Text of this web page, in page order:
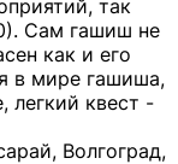
так
Сам гашиш не
как и его
в мире гашиша,
легкий квест -
область), Любим, Людиново, Магас, Майский, Макаров, Малая Вишера, Малгобек, Мамадыш, Мамоново, Мантурово, Маркс, Махачкала, Мглин, Мегион, Медвежьегорск, Медногорск, Медынь, Меленки, Мелеуз, Менделеевск, Мещовск, Микунь, Миллерово, Минусинск, Миньяр, Мирный (Архангельская область), Мирный (Якутия), Михайловка (Город), Михайловск (Свердловская область), Михайловск (Ставропольский край), Могоча, Можга, Моздок, Мончегорск, Морозовск, Моршанск, Мосальск, Муравленко, Мурино, Муром, Мценск, Мыски, Набережные Челны, Навашино (Нижегородская область), Назарово (Красноярский край), Назрань, Нальчик, Наро-Фоминск, Нарткала, Нарьян-Мар, Находка, Невель (Псковская область), Невельск, Невьянск, Нелидово (Тверская область), Неман, Нерехта (Костромская область), Нерюнгри, Нестеров, Нефтегорск (Самарская область), Нефтекумск, Нижневартовск, Нижнекамск (Республика Татарстан), Нижнеудинск, Нижние Серги, Нижний Ломов, Нижняя Тура, Николаевск-на-Амуре, Никольск (Вологодская область), Никольск (Пензенская область), Новая Ладога, Новая Ляля, Новоалександровск, Новоалтайск, Нововоронеж, Новодвинск, Новозыбков, Новокубанск, Новокуйбышевск, Новомичуринск, Новопавловск, Новоржев, Новосокольники, Новотроицк, Новоульяновск, Новоуральск, Новохопёрск, Новочебоксарск, Новошахтинск, Новый Оскол, Новый Уренгой, Норильск, Нурлат, Нягань, Нязепетровск, Няндома, Облучье, Обоянь, Озёрск (Калининградская область), Озёрск (Челябинская область), Озёры, Октябрьск (Самарская область), Октябрьский (Башкортостан), Окуловка (Новгородская область), Оленегорск, Олонец, Онега, Опочка, Осинники, Осташков, Остров, Острогожск, Отрадный, Оха, Павлово, Павловск (Воронежская область), Павловск (Санкт-Петербург), Павловский Посад, Партизанск, Певек, Пенза, Первоуральск, Перевоз, Пересвет, Переславль-Залесский, Пестово (Новгородская область), Петрозаводск, Петропавловск-Камчатский, Печоры, Пикалёво, Пионерский, Питкяранта, Плавск, Плёс, Подпорожье, Покачи, Покров, Покровск, Полесск, Полысаево, Полярные Зори, Полярный, Поронайск, Порхов, Похвистнево, Почеп, Починок, Пошехонье, Правдинск, Приморск (Калининградская область), Приморско-Ахтарск, Приозерск, Прокопьевск, Протвино, Прохладный, Пугачёв, Пудож, Пустошка, Пушкино, Пущино, Пыталово, Радужный (Владимирская область), Радужный (Ханты-Мансийский АО), Райчихинск, Раменское, Рассказово, Ревда, Реж, Реутов, Родники, Россошь, Ростов (Ярославская обл.), Рошаль, Ртищево, Рубцовск, Рузаевка, Рыбинск, Рыбное, Ряжск, Салехард, Сальск, Саранск, Сарапул, Саров, Сасово, Сатка, Сафоново, Саяногорск, Саянск, Светлогорск, Светлоград, Светлый, Светогорск (Ленинградская область), Свободный, Себеж, Северобайкальск, Северодвинск, Североуральск, Сегежа, Семикаракорск, Сенгилей, Серафимович, Сергач, Сергиев Посад, Сердобск, Сертолово (Ленинградская область), Сестрорецк (Ленинградская область), Сибай, Скопин, Славгород, Сланцы, Слободской, Слюдянка, Собинка, Советск (Кировская область), Советск (Калининградская область), Советск (Тульская область), Советская Гавань, Советский (Ханты-Мансийский АО), Сокол (Вологодская область), Солигалич, Соль-Илецк, Сольцы, Сортавала, Сосенский, Сосновоборск, Сосновый Бор (Ленинградская область), Сосногорск, Спас-Клепики, Спасск-Рязанский, С